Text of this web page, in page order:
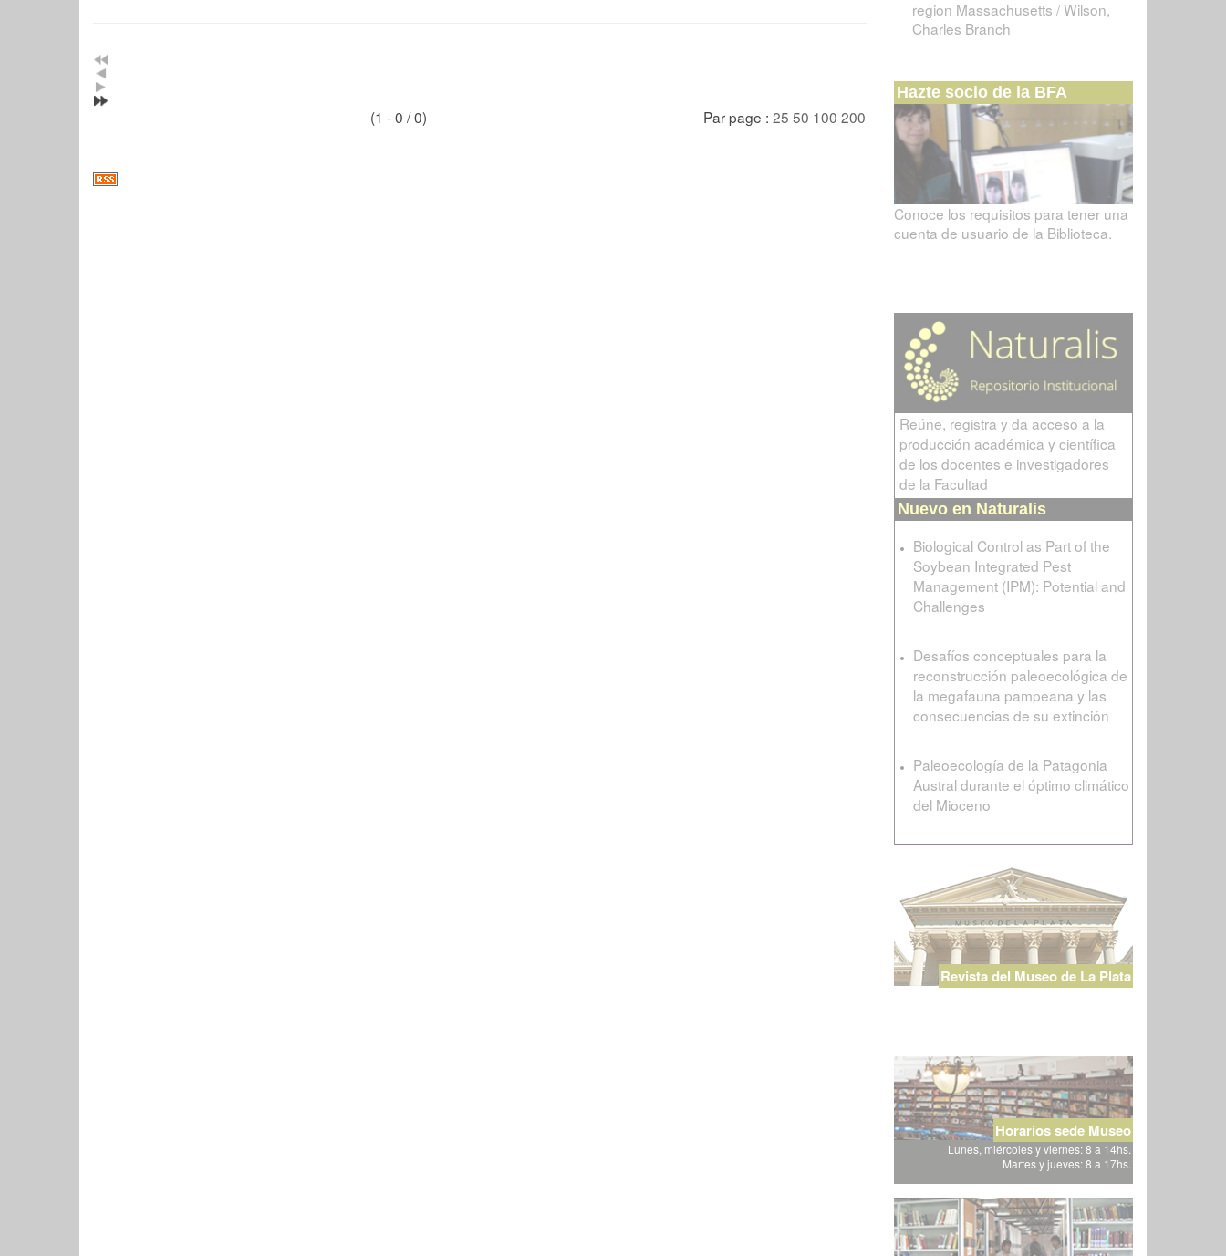
(1 - 0 / 0) Par page : 25 50 100 200
region Massachusetts / Wilson,
Charles Branch
Hazte socio de la BFA
Conoce los requisitos para tener una
cuenta de usuario de la Biblioteca.
Reúne, registra y da acceso a la
producción académica y científica
de los docentes e investigadores
de la Facultad
Nuevo en Naturalis
Biological Control as Part of the
Soybean Integrated Pest
Management (IPM): Potential and
Challenges
Desafíos conceptuales para la
reconstrucción paleoecológica de
la megafauna pampeana y las
consecuencias de su extinción
Paleoecología de la Patagonia
Austral durante el óptimo climático
del Mioceno
Revista del Museo de La Plata
Horarios sede Museo
Lunes, miércoles y viernes: 8 a 14hs.
Martes y jueves: 8 a 17hs.